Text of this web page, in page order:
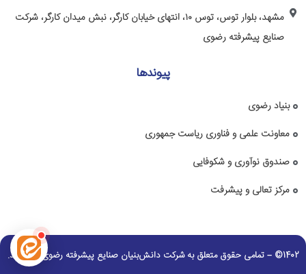
مشهد، بلوار توس، توس ۱۰، انتهای خیابان کارگر، نبش میدان کارگر، شرکت
صنایع پیشرفته رضوی
پیوندها
بنیاد رضوی
معاونت علمی و فناوری ریاست جمهوری
صندوق نوآوری و شکوفایی
مرکز تعالی و پیشرفت
1402© – تمامی حقوق متعلق به شرکت دانش‌بنیان صنایع پیشرفته رضوی می باشد.